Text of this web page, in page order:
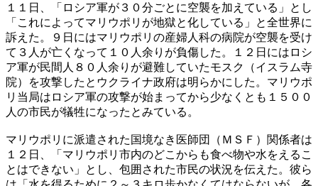
１１日、「ロシア軍が３０分ごとに空襲を加えている」とし
「これによってマリウポリが地獄と化している」と全世界に
訴えた。９日にはマリウポリの産婦人科の病院が空襲を受け
て３人が亡くなって１０人余りが負傷した。１２日にはロシ
ア軍が民間人８０人余りが避難していたモスク（イスラム寺
院）を攻撃したとウクライナ政府は明らかにした。マリウポ
リ当局はロシア軍の攻撃が始まってから少なくとも１５００
人の市民が犠牲になったとみている。
マリウポリに派遣された国境なき医師団（ＭＳＦ）関係者は
１２日、「マリウポリ市内のどこからも食べ物や水をえるこ
とはできない」とし、包囲された市民の状況を伝えた。彼ら